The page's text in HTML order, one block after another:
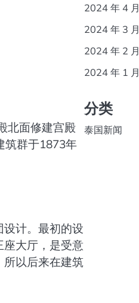
北面修建宫殿
筑群于1873年
计。最初的设
大厅，是受意
所以后来在建筑
2024 年 4 月
2024 年 3 月
2024 年 2 月
2024 年 1 月
分类
泰国新闻